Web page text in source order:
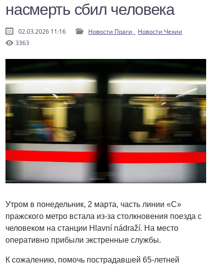
насмерть сбил человека
02.03.2026 11:16 Новости Праги, Новости Чехии
3363
Утром в понедельник, 2 марта, часть линии «С»
пражского метро встала из-за столкновения поезда с
человеком на станции Hlavní nádraží. На место
оперативно прибыли экстренные службы.
К сожалению, помочь пострадавшей 65-летней